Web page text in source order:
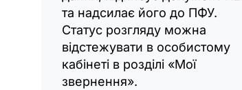
та надсилає його до ПФУ.
Статус розгляду можна
відстежувати в особистому
кабінеті в розділі «Мої
звернення».